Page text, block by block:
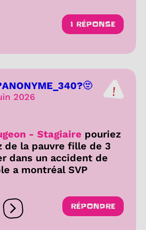
1 RÉPONSE
2026
- Stagiaire pouriez
de la pauvre fille de 3
dans un accident de
a montréal SVP
Ouvrir les réactions
RÉPONDRE